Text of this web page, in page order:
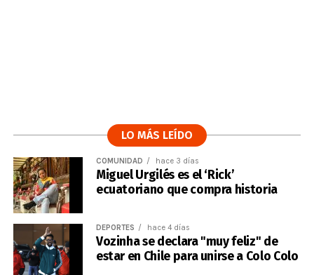
LO MÁS LEÍDO
COMUNIDAD hace 3 días
Miguel Urgilés es el ‘Rick’
ecuatoriano que compra historia
DEPORTES hace 4 días
Vozinha se declara "muy feliz" de
estar en Chile para unirse a Colo Colo